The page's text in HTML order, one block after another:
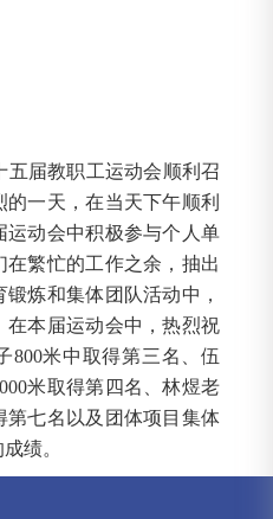
五届教职工运动会顺利召
一天，在当天下午顺利
运动会中积极参与个人单
繁忙的工作之余，抽出
炼和集体团队活动中，
在本届运动会中，热烈祝
800米中取得第三名、伍
米取得第四名、林煜老
第七名以及团体项目集体
绩。